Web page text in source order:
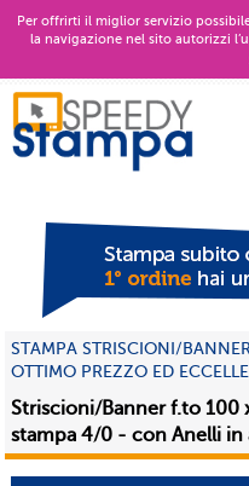
Per offrirti il miglior servizio
la navigazione nel sito autorizzi
STAMPA STRISCIONI/
OTTIMO PREZZO ED
Striscioni/Banner f.to 100
stampa 4/0 - con Anelli in